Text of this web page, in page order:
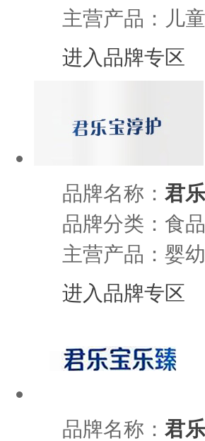
主营产品：儿
进入品牌专区
品牌名称： 君
品牌分类：食
主营产品：婴
进入品牌专区
品牌名称： 君